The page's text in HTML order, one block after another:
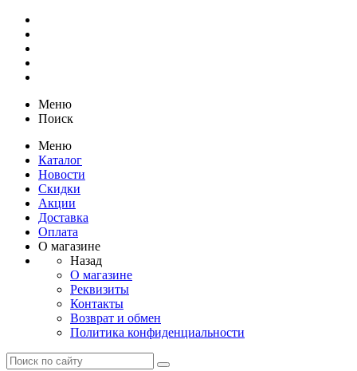
Меню
Поиск
Меню
Каталог
Новости
Скидки
Акции
Доставка
Оплата
О магазине
Назад
О магазине
Реквизиты
Контакты
Возврат и обмен
Политика конфиденциальности